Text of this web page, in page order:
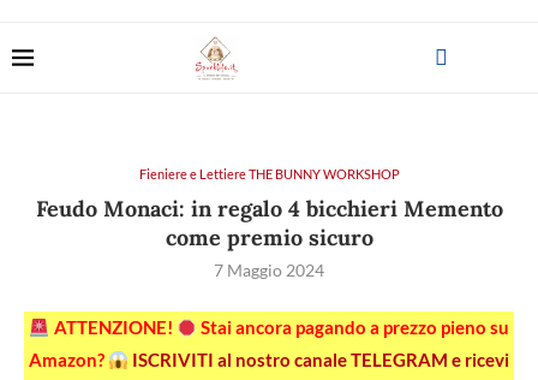
Fieniere e Lettiere THE BUNNY WORKSHOP
Feudo Monaci: in regalo 4 bicchieri Memento
come premio sicuro
7 Maggio 2024
ATTENZIONE!
Stai ancora pagando a prezzo pieno su
Amazon?
ISCRIVITI al nostro canale TELEGRAM e ricevi